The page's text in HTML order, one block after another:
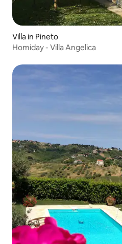
Villa in Pineto
Homiday - Villa Angelica